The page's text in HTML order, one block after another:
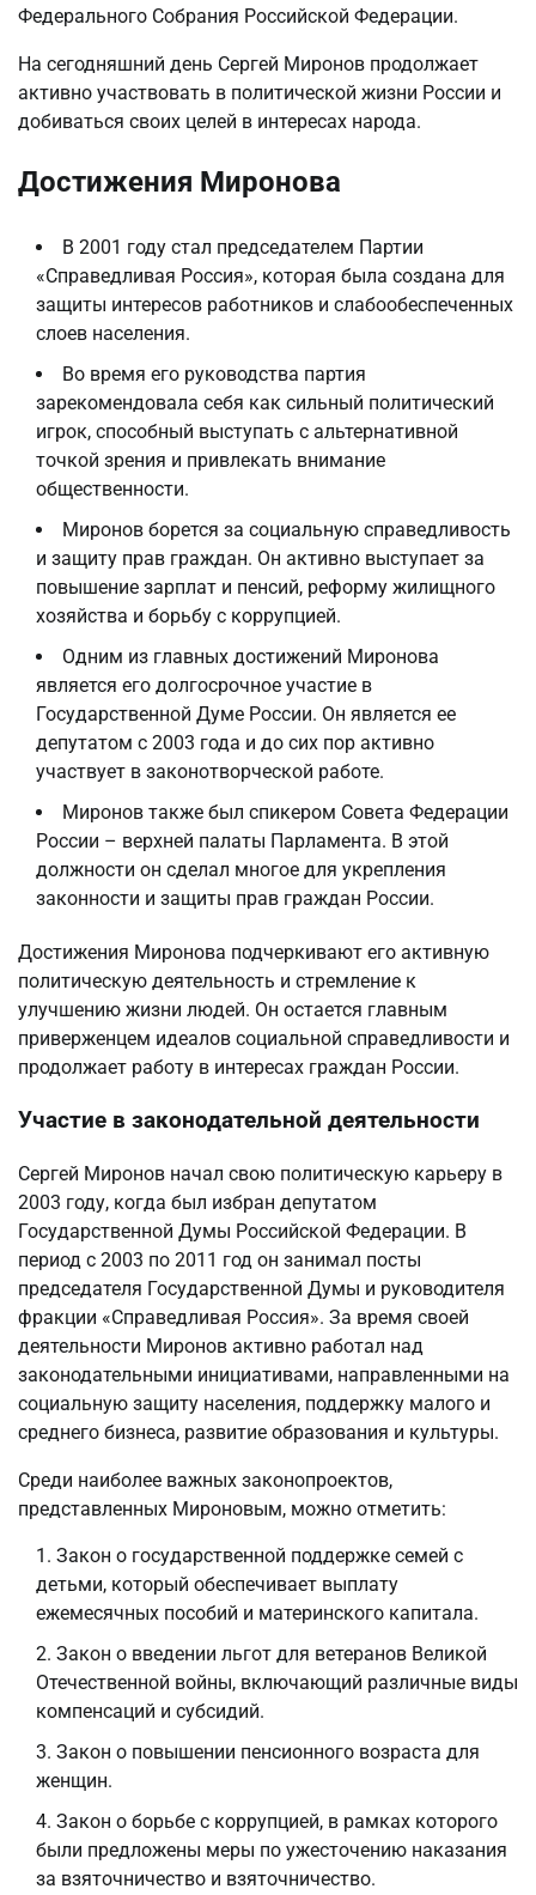
Федерального Собрания Российской Федерации.
На сегодняшний день Сергей Миронов продолжает
активно участвовать в политической жизни России и
добиваться своих целей в интересах народа.
Достижения Миронова
В 2001 году стал председателем Партии
«Справедливая Россия», которая была создана для
защиты интересов работников и слабообеспеченных
слоев населения.
Во время его руководства партия
зарекомендовала себя как сильный политический
игрок, способный выступать с альтернативной
точкой зрения и привлекать внимание
общественности.
Миронов борется за социальную справедливость
и защиту прав граждан. Он активно выступает за
повышение зарплат и пенсий, реформу жилищного
хозяйства и борьбу с коррупцией.
Одним из главных достижений Миронова
является его долгосрочное участие в
Государственной Думе России. Он является ее
депутатом с 2003 года и до сих пор активно
участвует в законотворческой работе.
Миронов также был спикером Совета Федерации
России – верхней палаты Парламента. В этой
должности он сделал многое для укрепления
законности и защиты прав граждан России.
Достижения Миронова подчеркивают его активную
политическую деятельность и стремление к
улучшению жизни людей. Он остается главным
приверженцем идеалов социальной справедливости и
продолжает работу в интересах граждан России.
Участие в законодательной деятельности
Сергей Миронов начал свою политическую карьеру в
2003 году, когда был избран депутатом
Государственной Думы Российской Федерации. В
период с 2003 по 2011 год он занимал посты
председателя Государственной Думы и руководителя
фракции «Справедливая Россия». За время своей
деятельности Миронов активно работал над
законодательными инициативами, направленными на
социальную защиту населения, поддержку малого и
среднего бизнеса, развитие образования и культуры.
Среди наиболее важных законопроектов,
представленных Мироновым, можно отметить:
Закон о государственной поддержке семей с
детьми, который обеспечивает выплату
ежемесячных пособий и материнского капитала.
Закон о введении льгот для ветеранов Великой
Отечественной войны, включающий различные виды
компенсаций и субсидий.
Закон о повышении пенсионного возраста для
женщин.
Закон о борьбе с коррупцией, в рамках которого
были предложены меры по ужесточению наказания
за взяточничество и взяточничество.